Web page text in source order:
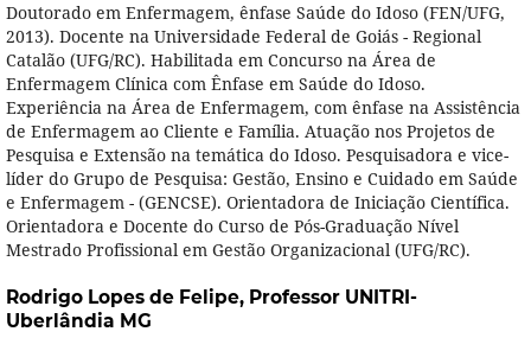
Doutorado em Enfermagem, ênfase Saúde do Idoso (FEN/UFG,
2013). Docente na Universidade Federal de Goiás - Regional
Catalão (UFG/RC). Habilitada em Concurso na Área de
Enfermagem Clínica com Ênfase em Saúde do Idoso.
Experiência na Área de Enfermagem, com ênfase na Assistência
de Enfermagem ao Cliente e Família. Atuação nos Projetos de
Pesquisa e Extensão na temática do Idoso. Pesquisadora e vice-
líder do Grupo de Pesquisa: Gestão, Ensino e Cuidado em Saúde
e Enfermagem - (GENCSE). Orientadora de Iniciação Científica.
Orientadora e Docente do Curso de Pós-Graduação Nível
Mestrado Profissional em Gestão Organizacional (UFG/RC).
Rodrigo Lopes de Felipe, Professor UNITRI-
Uberlândia MG